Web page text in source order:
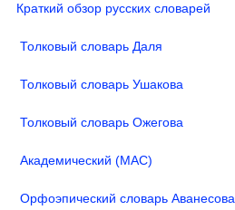
Краткий обзор русских словарей
Толковый словарь Даля
Толковый словарь Ушакова
Толковый словарь Ожегова
Академический (МАС)
Орфоэпический словарь Аванесова